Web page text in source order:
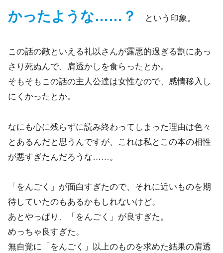
かったような……？
という印象。
この話の敵といえる礼以さんが露悪的過ぎる割にあっ
さり死ぬんで、肩透かしを食らったとか。
そもそもこの話の主人公達は女性なので、感情移入し
にくかったとか。
なにも心に残らずに読み終わってしまった理由は色々
とあるんだと思うんですが、これは私とこの本の相性
が悪すぎたんだろうな……。
「をんごく」が面白すぎたので、それに近いものを期
待していたのもあるかもしれないけど。
あとやっぱり、「をんごく」が良すぎた。
めっちゃ良すぎた。
無自覚に「をんごく」以上のものを求めた結果の肩透